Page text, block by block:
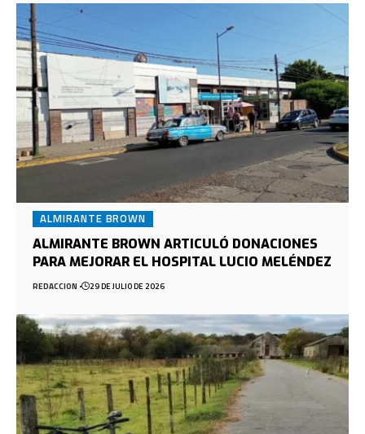
ALMIRANTE BROWN
ALMIRANTE BROWN ARTICULÓ DONACIONES
PARA MEJORAR EL HOSPITAL LUCIO MELÉNDEZ
REDACCION 29 DE JULIO DE 2026